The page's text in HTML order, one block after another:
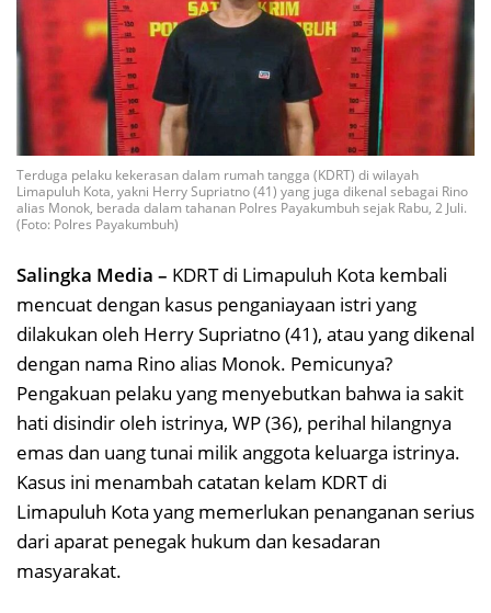
Terduga pelaku kekerasan dalam rumah tangga (KDRT) di wilayah
Limapuluh Kota, yakni Herry Supriatno (41) yang juga dikenal sebagai Rino
alias Monok, berada dalam tahanan Polres Payakumbuh sejak Rabu, 2 Juli.
(Foto: Polres Payakumbuh)
Salingka Media – KDRT di Limapuluh Kota kembali
mencuat dengan kasus penganiayaan istri yang
dilakukan oleh Herry Supriatno (41), atau yang dikenal
dengan nama Rino alias Monok. Pemicunya?
Pengakuan pelaku yang menyebutkan bahwa ia sakit
hati disindir oleh istrinya, WP (36), perihal hilangnya
emas dan uang tunai milik anggota keluarga istrinya.
Kasus ini menambah catatan kelam KDRT di
Limapuluh Kota yang memerlukan penanganan serius
dari aparat penegak hukum dan kesadaran
masyarakat.